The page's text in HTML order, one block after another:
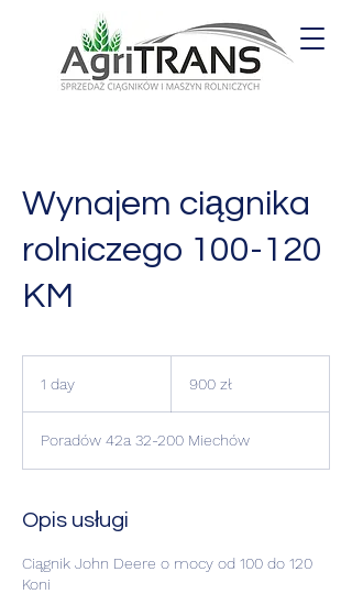
Wynajem ciągnika
rolniczego 100-120
KM
1 day
polskich
900 zł
Poradów 42a 32-200 Miechów
Opis usługi
Ciągnik John Deere o mocy od 100 do 120
Koni